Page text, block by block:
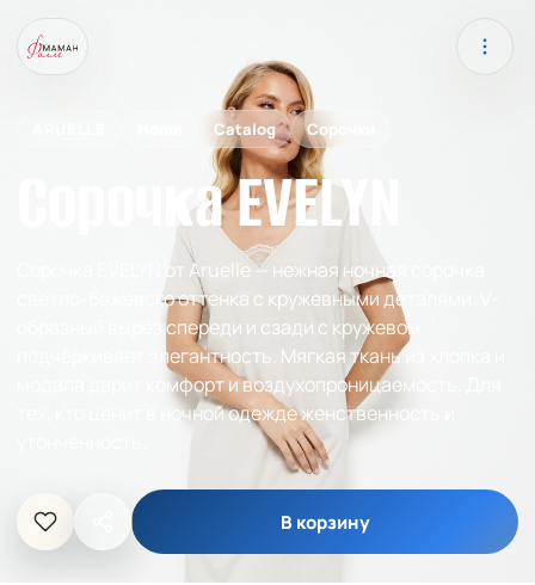
Catalog Сорочки
Сорочка EVELYN
Сорочка EVELYN от Aruelle — нежная ночная сорочка
светло-бежевого оттенка с кружевными деталями. V-
образный вырез спереди и сзади с кружевом
подчёркивает элегантность. Мягкая ткань из хлопка и
модала дарит комфорт и воздухопроницаемость. Для
тех, кто ценит в ночной одежде женственность и
В корзину